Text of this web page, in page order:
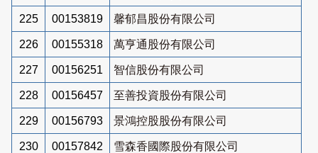
225 00153819 馨郁昌股份有限公司
226 00155318 萬亨通股份有限公司
227 00156251 智信股份有限公司
228 00156457 至善投資股份有限公司
229 00156793 景鴻控股股份有限公司
230 00157842 雪森香國際股份有限公司